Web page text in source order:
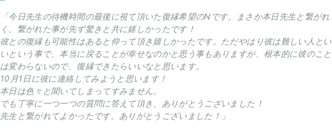
「今日先生の待機時間の最後に視て頂いた復縁希望のNです。まさか本日先生と繋が
く、繋がれた事が先ず驚きと共に嬉しかったです！
彼との復縁も可能性はあると仰って頂き嬉しかったです。ただやはり彼は難しい人と
いという事で、本当に戻ることが幸せなのかと思う事もありますが、根本的に彼のこ
は変わらないので、復縁できたらいいなと思います。
10月1日に彼に連絡してみようと思います！
本日は色々と聞いてしまってすみません。
でも丁寧に一つ一つの質問に答えて頂き、ありがとうございました！
先生と繋がれてよかったです。ありがとうございました！」